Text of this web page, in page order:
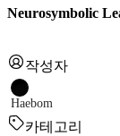
Neurosymbolic
작성자
Haebom
카테고리